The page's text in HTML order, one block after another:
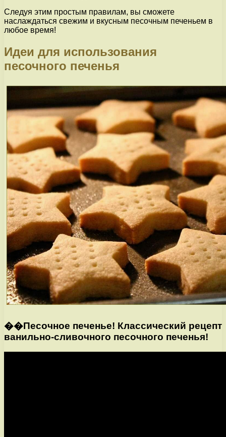
Следуя этим простым правилам, вы сможете
наслаждаться свежим и вкусным песочным печеньем в
любое время!
Идеи для использования
песочного печенья
��Песочное печенье! Классический рецепт
ванильно-сливочного песочного печенья!